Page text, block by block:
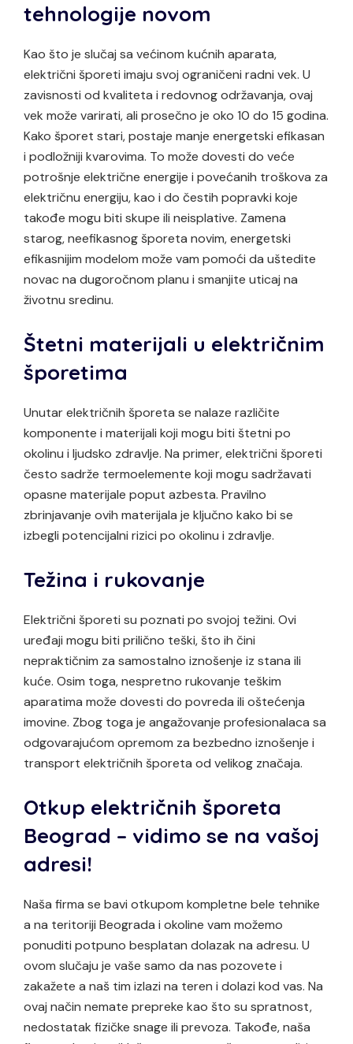
tehnologije novom
Kao što je slučaj sa većinom kućnih aparata,
električni šporeti imaju svoj ograničeni radni vek. U
zavisnosti od kvaliteta i redovnog održavanja, ovaj
vek može varirati, ali prosečno je oko 10 do 15 godina.
Kako šporet stari, postaje manje energetski efikasan
i podložniji kvarovima. To može dovesti do veće
potrošnje električne energije i povećanih troškova za
električnu energiju, kao i do čestih popravki koje
takođe mogu biti skupe ili neisplative. Zamena
starog, neefikasnog šporeta novim, energetski
efikasnijim modelom može vam pomoći da uštedite
novac na dugoročnom planu i smanjite uticaj na
životnu sredinu.
Štetni materijali u električnim
šporetima
Unutar električnih šporeta se nalaze različite
komponente i materijali koji mogu biti štetni po
okolinu i ljudsko zdravlje. Na primer, električni šporeti
često sadrže termoelemente koji mogu sadržavati
opasne materijale poput azbesta. Pravilno
zbrinjavanje ovih materijala je ključno kako bi se
izbegli potencijalni rizici po okolinu i zdravlje.
Težina i rukovanje
Električni šporeti su poznati po svojoj težini. Ovi
uređaji mogu biti prilično teški, što ih čini
nepraktičnim za samostalno iznošenje iz stana ili
kuće. Osim toga, nespretno rukovanje teškim
aparatima može dovesti do povreda ili oštećenja
imovine. Zbog toga je angažovanje profesionalaca sa
odgovarajućom opremom za bezbedno iznošenje i
transport električnih šporeta od velikog značaja.
Otkup električnih šporeta
Beograd – vidimo se na vašoj
adresi!
Naša firma se bavi otkupom kompletne bele tehnike
a na teritoriji Beograda i okoline vam možemo
ponuditi potpuno besplatan dolazak na adresu. U
ovom slučaju je vaše samo da nas pozovete i
zakažete a naš tim izlazi na teren i dolazi kod vas. Na
ovaj način nemate prepreke kao što su spratnost,
nedostatak fizičke snage ili prevoza. Takođe, naša